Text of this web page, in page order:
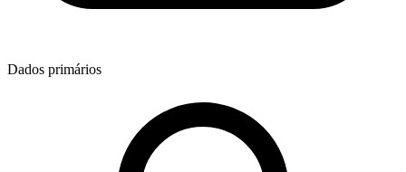
Dados primários